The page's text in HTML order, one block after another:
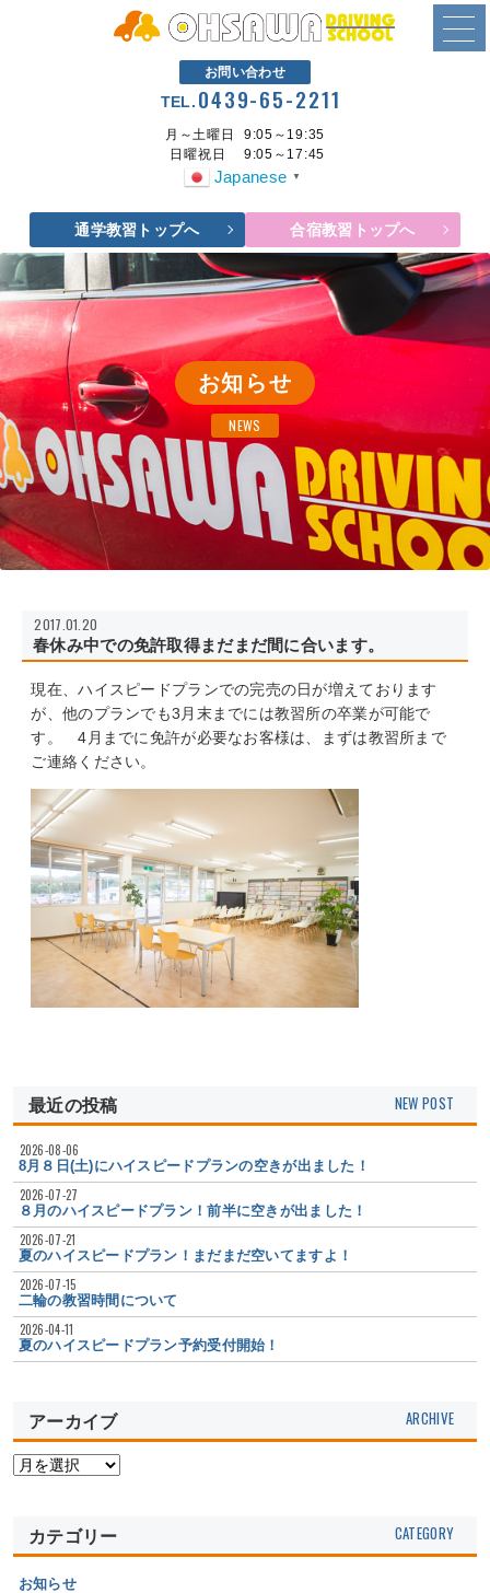
お問い合わせ
TEL. 0439-65-2211
月～土曜日
9:05～19:35
日曜祝日
9:05～17:45
Japanese ▼
通学教習トップへ 合宿教習トップへ
お知らせ
NEWS
2017.01.20
春休み中での免許取得まだまだ間に合います。
現在、ハイスピードプランでの完売の日が増えております
が、他のプランでも3月末までには教習所の卒業が可能で
す。 4月までに免許が必要なお客様は、まずは教習所まで
ご連絡ください。
最近の投稿
8月８日(土)にハイスピードプランの空きが出ました！
2026-08-06
８月のハイスピードプラン！前半に空きが出ました！
2026-07-27
夏のハイスピードプラン！まだまだ空いてますよ！
2026-07-21
二輪の教習時間について
2026-07-15
夏のハイスピードプラン予約受付開始！
2026-04-11
アーカイブ
カテゴリー
お知らせ